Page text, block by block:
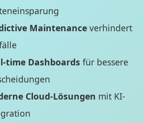
Maintenanceverhindert
time Dashboards für bessere
Cloud-Lösungen mit KI-